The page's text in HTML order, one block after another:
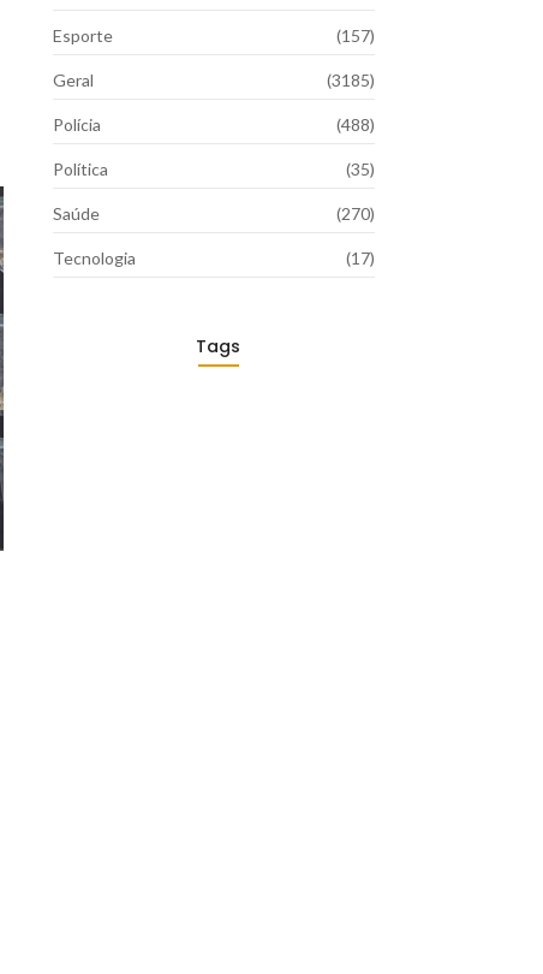
Esporte (157)
Geral (3185)
Polícia (488)
Política (35)
Saúde (270)
Tecnologia (17)
Tags